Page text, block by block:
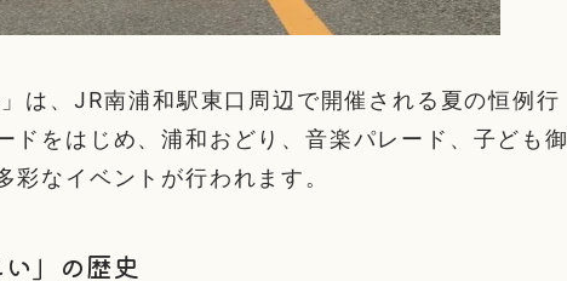
は、JR南浦和駅東口周辺で開催される夏の恒例行
ドをはじめ、浦和おどり、音楽パレード、子ども御
なイベントが行われます。
」の歴史